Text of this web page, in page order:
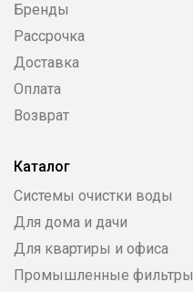
Бренды
Рассрочка
Доставка
Оплата
Возврат
Каталог
Системы очистки воды
Для дома и дачи
Для квартиры и офиса
Промышленные фильтры